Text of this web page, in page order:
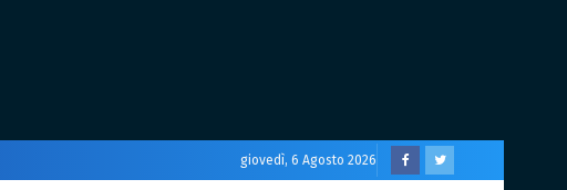
giovedì, 6 Agosto 2026